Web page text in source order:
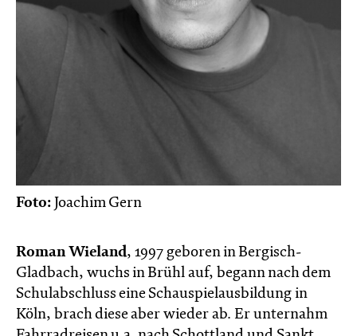
Foto: Joachim Gern
Roman Wieland, 1997 geboren in Bergisch-
Gladbach, wuchs in Brühl auf, begann nach dem
Schulabschluss eine Schauspielausbildung in
Köln, brach diese aber wieder ab. Er unternahm